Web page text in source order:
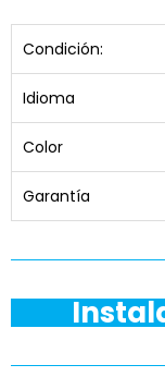
Condición:
Idioma
Color
Garantía